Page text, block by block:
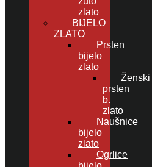
zlato
BIJELO
ZLATO
Prsten
bijelo
zlato
Ženski
prsten
b.
zlato
Naušnice
bijelo
zlato
Ogrlice